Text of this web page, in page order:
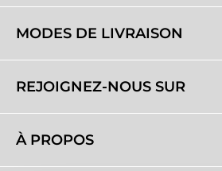
MODES DE LIVRAISON
REJOIGNEZ-NOUS SUR
À PROPOS